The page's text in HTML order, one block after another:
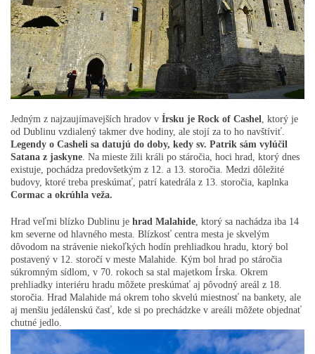
Jedným z najzaujímavejších hradov v Írsku je Rock of Cashel , ktorý je
od Dublinu vzdialený takmer dve hodiny, ale stojí za to ho navštíviť.
Legendy o Casheli sa datujú do doby, kedy sv. Patrik sám vylúčil
Satana z jaskyne . Na mieste žili králi po stáročia, hoci hrad, ktorý dnes
existuje, pochádza predovšetkým z 12. a 13. storočia. Medzi dôležité
budovy, ktoré treba preskúmať, patrí katedrála z 13. storočia, kaplnka
Cormac a okrúhla veža.
Hrad veľmi blízko Dublinu je hrad Malahide , ktorý sa nachádza iba 14
km severne od hlavného mesta. Blízkosť centra mesta je skvelým
dôvodom na strávenie niekoľkých hodín prehliadkou hradu, ktorý bol
postavený v 12. storočí v meste Malahide. Kým bol hrad po stáročia
súkromným sídlom, v 70. rokoch sa stal majetkom Írska. Okrem
prehliadky interiéru hradu môžete preskúmať aj pôvodný areál z 18.
storočia. Hrad Malahide má okrem toho skvelú miestnosť na bankety, ale
aj menšiu jedálenskú časť, kde si po prechádzke v areáli môžete objednať
chutné jedlo.